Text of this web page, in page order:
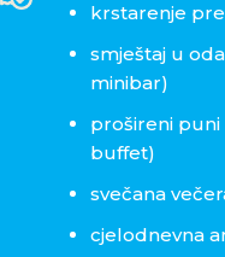
krstarenje
smještaj u
minibar)
prošireni puni
buffet)
svečana
cjelodnevna